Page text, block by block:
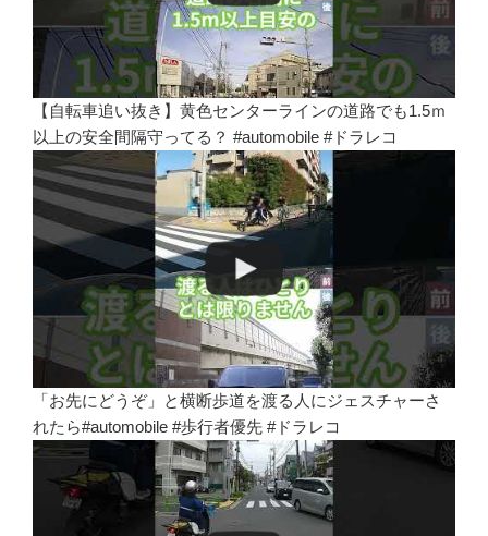
【自転車追い抜き】黄色センターラインの道路でも1.5ｍ
以上の安全間隔守ってる？ #automobile #ドラレコ
「お先にどうぞ」と横断歩道を渡る人にジェスチャーさ
れたら#automobile #歩行者優先 #ドラレコ